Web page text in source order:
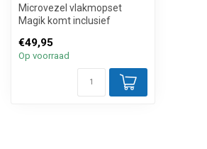
Microvezel vlakmopset
Magik komt inclusief
magneetsluiting, bi...
€49,95
Op voorraad